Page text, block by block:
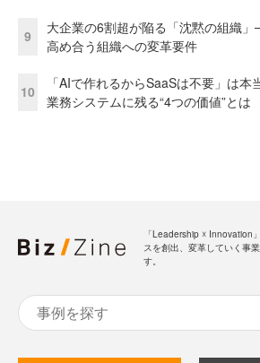
9
大企業の6割超が陥る「沈黙の組織」
高め合う組織への変革要件
10
「AIで作れるからSaaSは不要」は本
業務システムに残る“4つの価値”とは
「Leadership ☓ Innovation
スを創出、変革していく事
す。